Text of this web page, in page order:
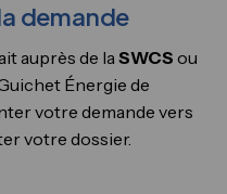
demande
auprès de la SWCS ou
Énergie de
votre demande vers
votre dossier.